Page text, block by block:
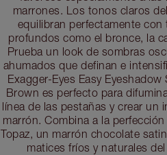
marrones. Los tonos claros
equilibran perfectamente
profundos como el bronce, la
Prueba un look de sombras
ahumados que definan e
Exagger-Eyes Easy
Brown es perfecto para
línea de las pestañas y crear un
marrón. Combina a la
Topaz, un marrón chocolate
matices fríos y naturales